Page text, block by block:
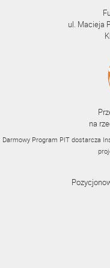
ul. Macieja
na
Darmowy Program PIT dostarcza